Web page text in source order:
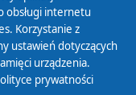
obsługi internetu
Korzystanie z
ustawień dotyczących
urządzenia.
prywatności